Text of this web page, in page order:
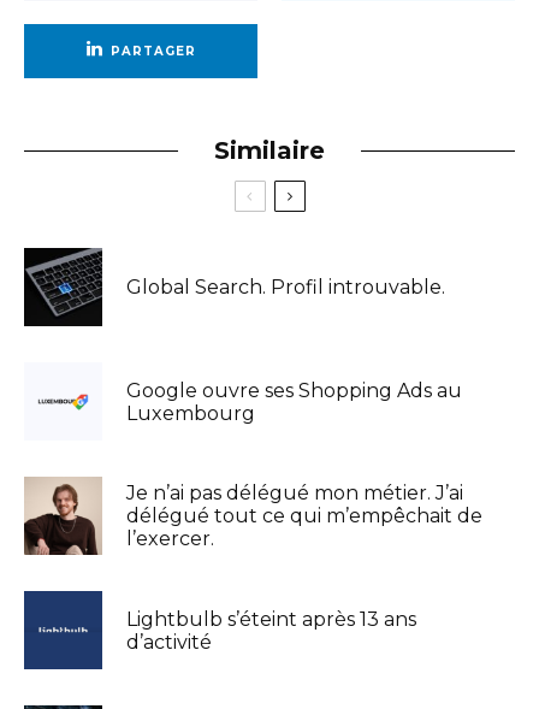
PARTAGER
Similaire
Global Search. Profil introuvable.
Google ouvre ses Shopping Ads au
Luxembourg
Je n’ai pas délégué mon métier. J’ai
délégué tout ce qui m’empêchait de
l’exercer.
Lightbulb s’éteint après 13 ans
d’activité